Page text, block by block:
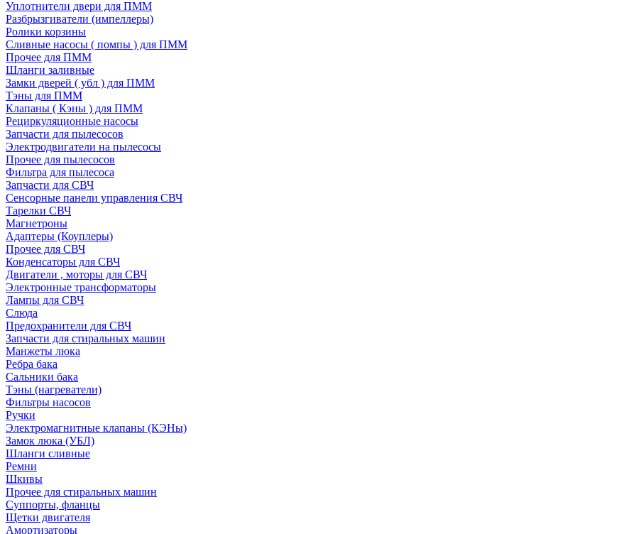
Уплотнители двери для ПММ
Разбрызгиватели (импеллеры)
Ролики корзины
Сливные насосы ( помпы ) для ПММ
Прочее для ПММ
Шланги заливные
Замки дверей ( убл ) для ПММ
Тэны для ПММ
Клапаны ( Кэны ) для ПММ
Рециркуляционные насосы
Запчасти для пылесосов
Электродвигатели на пылесосы
Прочее для пылесосов
Фильтра для пылесоса
Запчасти для СВЧ
Сенсорные панели управления СВЧ
Тарелки СВЧ
Магнетроны
Адаптеры (Коуплеры)
Прочее для СВЧ
Конденсаторы для СВЧ
Двигатели , моторы для СВЧ
Электронные трансформаторы
Лампы для СВЧ
Слюда
Предохранители для СВЧ
Запчасти для стиральных машин
Манжеты люка
Ребра бака
Сальники бака
Тэны (нагреватели)
Фильтры насосов
Ручки
Электромагнитные клапаны (КЭНы)
Замок люка (УБЛ)
Шланги сливные
Ремни
Шкивы
Прочее для стиральных машин
Суппорты, фланцы
Щетки двигателя
Амортизаторы